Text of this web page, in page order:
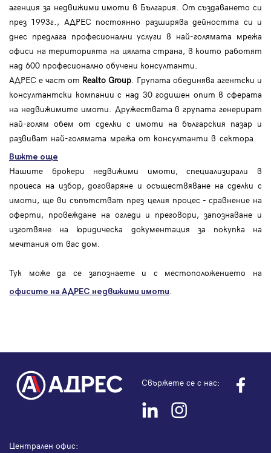
агенция за недвижими имоти в България. От създаването си
през 1993г., АДРЕС постоянно разширява дейността си и
днес предлага професионални услуги в най-голямата мрежа
офиси на територията на цялата страна, в които работят
над 600 професионално обучени консултанти.
АДРЕС е част от Realto Group. Групата обединява агентски и
консултантски компании с над 30 годишен опит в сферата
на недвижимите имоти. Дружествата в групата генерират
най-голям обем от сделки с имоти на българския пазар и
развиват най-голямата мрежа от консултанти в сектора.
Вижте още
Нашите брокери недвижими имоти, специализирали в
процеса на избор, договаряне и осъществяване на сделки с
имоти, ще ви съпътстват през целия процес - сравнение на
оферти, провеждане на огледи и преговори, запознаване и
изготвяне на юридическа документация за покупка на
мечтания от вас дом.
Тук може да се запознаете и с местоположението на
офисите на АДРЕС недвижими имоти.
Свържете се с нас:
Централен офис: